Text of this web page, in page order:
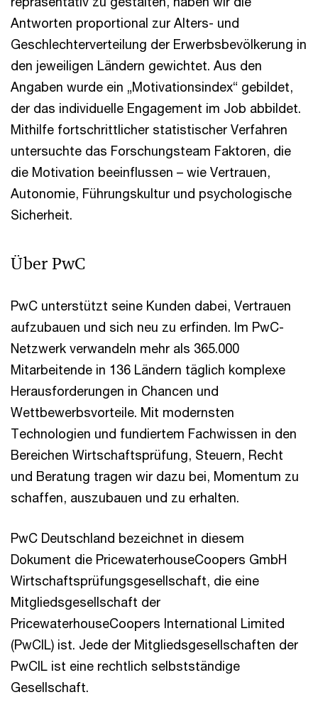
Antworten proportional zur Alters- und
Geschlechterverteilung der Erwerbsbevölkerung in
den jeweiligen Ländern gewichtet. Aus den
Angaben wurde ein „Motivationsindex“ gebildet,
der das individuelle Engagement im Job abbildet.
Mithilfe fortschrittlicher statistischer Verfahren
untersuchte das Forschungsteam Faktoren, die
die Motivation beeinflussen – wie Vertrauen,
Autonomie, Führungskultur und psychologische
Sicherheit.
Über PwC
PwC unterstützt seine Kunden dabei, Vertrauen
aufzubauen und sich neu zu erfinden. Im PwC-
Netzwerk verwandeln mehr als 365.000
Mitarbeitende in 136 Ländern täglich komplexe
Herausforderungen in Chancen und
Wettbewerbsvorteile. Mit modernsten
Technologien und fundiertem Fachwissen in den
Bereichen Wirtschaftsprüfung, Steuern, Recht
und Beratung tragen wir dazu bei, Momentum zu
schaffen, auszubauen und zu erhalten.
PwC Deutschland bezeichnet in diesem
Dokument die PricewaterhouseCoopers GmbH
Wirtschaftsprüfungsgesellschaft, die eine
Mitgliedsgesellschaft der
PricewaterhouseCoopers International Limited
(PwCIL) ist. Jede der Mitgliedsgesellschaften der
PwCIL ist eine rechtlich selbstständige
Gesellschaft.